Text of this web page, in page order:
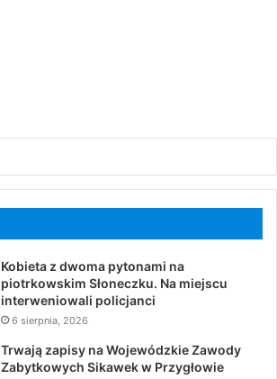
Kobieta z dwoma pytonami na
piotrkowskim Słoneczku. Na miejscu
interweniowali policjanci
6 sierpnia, 2026
Trwają zapisy na Wojewódzkie Zawody
Zabytkowych Sikawek w Przygłowie